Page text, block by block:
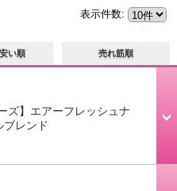
い順 売れ筋順
表示件数:
ズ】エアーフレッシュナ
ブレンド